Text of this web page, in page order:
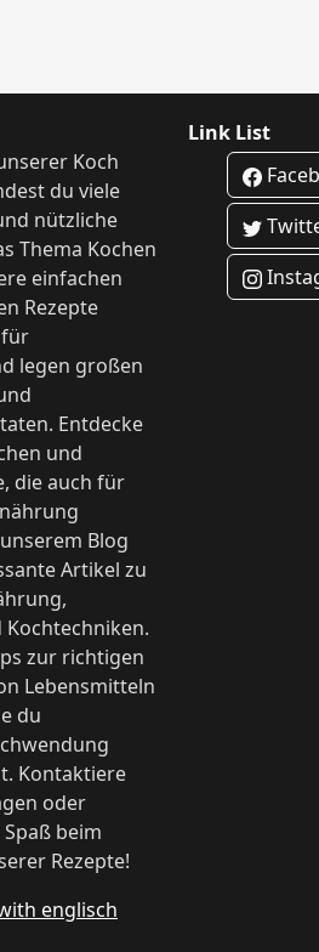
Koch
du viele
nützliche
Thema Kochen
einfachen
Rezepte
für
legen großen
Entdecke
und
die auch für
Blog
Artikel zu
zur richtigen
Lebensmitteln
du
Kontaktiere
oder
beim
Rezepte!
englisch
Link List